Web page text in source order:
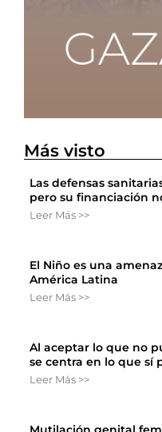
Más visto
Las defensas
pero su financiación
Leer Más >>
El Niño es una
América Latina
Leer Más >>
Al aceptar lo que no
se centra en lo que sí
Leer Más >>